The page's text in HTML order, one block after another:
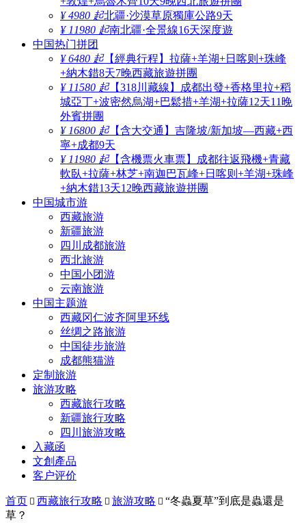
¥ 4980 起北疆·沙漠草原獨庫公路9天
¥ 11980 起南北疆·全景線16天深度遊
中国热门拼团
¥ 6480 起【經典行程】拉薩+羊湖+日喀则+珠峰
+納木錯8天7晚西藏旅遊拼團
¥ 11580 起【318川藏線】成都出發+香格里拉+稻
城亞丁+波密然烏湖+巴鬆措+羊湖+拉薩12天11晚
外賓拼團
¥ 16800 起【含大交通】吉隆坡/新加坡—西藏+西
寧+成都9天
¥ 11980 起【含機票火車票】成都往返飛機+青藏
軟臥+拉薩+林芝+南迦巴瓦峰+日喀则+羊湖+珠峰
+納木錯13天12晚西藏旅遊拼團
中国城市游
西藏旅游
新疆旅游
四川成都旅游
西北旅游
中国小团游
云南旅游
中国主题游
西藏冈仁波齐阿里环线
丝绸之路旅游
中国徒步旅游
成都熊猫游
定制旅游
旅游攻略
西藏旅行攻略
新疆旅行攻略
四川旅游攻略
入藏函
文創產品
客户评价
首页  西藏旅行攻略  旅游攻略  “冬蟲夏草”到底是蟲還是
草？